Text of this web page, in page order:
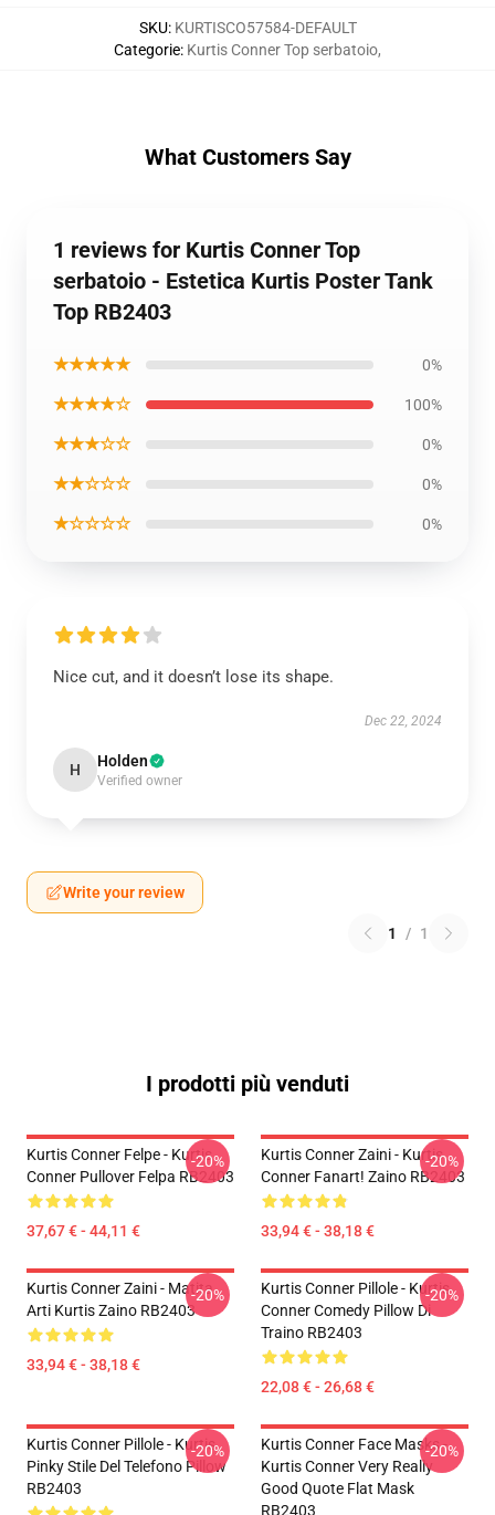
SKU: KURTISCO57584-DEFAULT
Categorie: Kurtis Conner Top serbatoio,
What Customers Say
1 reviews for Kurtis Conner Top
serbatoio - Estetica Kurtis Poster Tank
Top RB2403
★★★★★ 0%
★★★★☆ 100%
★★★☆☆ 0%
★★☆☆☆ 0%
★☆☆☆☆ 0%
Nice cut, and it doesn’t lose its shape.
Dec 22, 2024
H Holden
Verified owner
Write your review
1 / 1
I prodotti più venduti
Kurtis Conner Felpe - Kurtis
Conner Pullover Felpa RB2403
37,67 € - 44,11 €
-20%
Kurtis Conner Zaini - Kurtis
Conner Fanart! Zaino RB2403
33,94 € - 38,18 €
-20%
Kurtis Conner Zaini - Matita
Arti Kurtis Zaino RB2403
33,94 € - 38,18 €
-20%
Kurtis Conner Pillole - Kurtis
Conner Comedy Pillow Di
Traino RB2403
22,08 € - 26,68 €
-20%
Kurtis Conner Pillole - Kurtis
Pinky Stile Del Telefono Pillow
RB2403
-20%
Kurtis Conner Face Masks -
Kurtis Conner Very Really
Good Quote Flat Mask
RB2403
-20%